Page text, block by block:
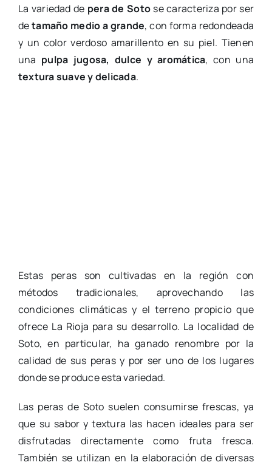
La variedad de pera de Soto se caracteriza por ser
detamaño medio a grande, con forma redondeada
y un color verdoso amarillento en su piel. Tienen
una pulpa jugosa, dulce y aromática, con una
textura suave y delicada.
Estas peras son cultivadas en la región con
métodos tradicionales, aprovechando las
condiciones climáticas y el terreno propicio que
ofrece La Rioja para su desarrollo. La localidad de
Soto, en particular, ha ganado renombre por la
calidad de sus peras y por ser uno de los lugares
donde se produce esta variedad.
Las peras de Soto suelen consumirse frescas, ya
que su sabor y textura las hacen ideales para ser
disfrutadas directamente como fruta fresca.
También se utilizan en la elaboración de diversas